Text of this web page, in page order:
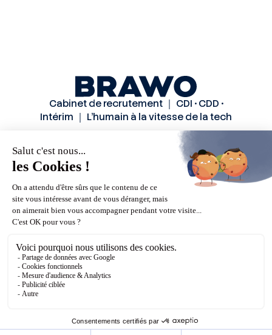
Cabinet de recrutement ｜ CDI • CDD •
Intérim ｜ L’humain à la vitesse de la tech
Méthode
Candidats
Contactez-nous
Mentions légales
© Brawo 2026